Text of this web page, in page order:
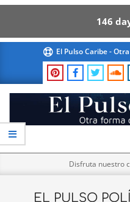
146
content
El Pulso Caribe -
El
Pulso
Primary
Navigation
Disfruta nuestro
EL PULSO